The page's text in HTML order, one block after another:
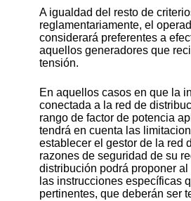
A igualdad del resto de
reglamentariamente, el
considerará preferentes a
aquellos generadores que
tensión.
En aquellos casos en que la
conectada a la red de
rango de factor de potencia
tendrá en cuenta las
establecer el gestor de la red
razones de seguridad de su
distribución podrá proponer
las instrucciones específicas
pertinentes, que deberán ser